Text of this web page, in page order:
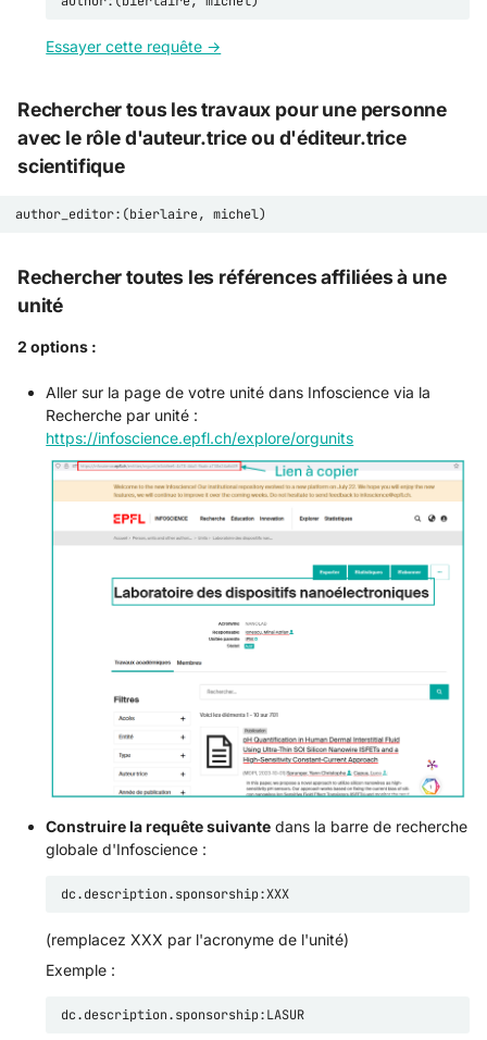
Essayer cette requête →
Rechercher tous les travaux pour une personne
avec le rôle d'auteur.trice ou d'éditeur.trice
scientifique
Rechercher toutes les références affiliées à une
unité
2 options :
Aller sur la page de votre unité dans Infoscience via la
Recherche par unité :
https://infoscience.epfl.ch/explore/orgunits
Construire la requête suivante dans la barre de recherche
globale d'Infoscience :
(remplacez XXX par l'acronyme de l'unité)
Exemple :